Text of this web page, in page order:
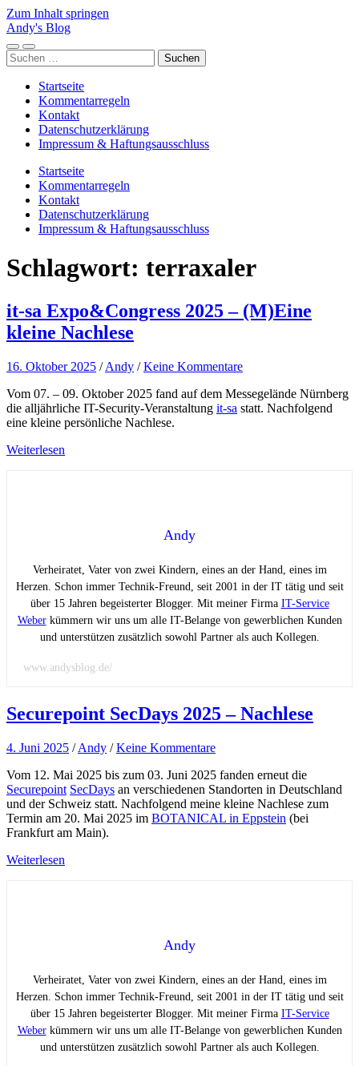
Zum Inhalt springen
Andy's Blog
Mobile-
Menü
Suchfeld
ein-/ausblenden
Suchen
nach:
Startseite
Kommentarregeln
Kontakt
Datenschutzerklärung
Impressum & Haftungsausschluss
Startseite
Kommentarregeln
Kontakt
Datenschutzerklärung
Impressum & Haftungsausschluss
Schlagwort: terraxaler
it-sa Expo&Congress 2025 – (M)Eine
kleine Nachlese
16. Oktober 2025 /Andy /Keine Kommentare
Vom 07. – 09. Oktober 2025 fand auf dem Messegelände Nürnberg
die alljährliche IT-Security-Veranstaltung it-sa statt. Nachfolgend
eine kleine persönliche Nachlese.
Weiterlesen
Andy
Verheiratet, Vater von zwei Kindern, eines an der Hand, eines im
Herzen. Schon immer Technik-Freund, seit 2001 in der IT tätig und seit
über 15 Jahren begeisterter Blogger. Mit meiner Firma IT-Service
Weberkümmern wir uns um alle IT-Belange von gewerblichen Kunden
und unterstützen zusätzlich sowohl Partner als auch Kollegen.
www.andysblog.de/
Securepoint SecDays 2025 – Nachlese
4. Juni 2025 /Andy /Keine Kommentare
Vom 12. Mai 2025 bis zum 03. Juni 2025 fanden erneut die
Securepoint SecDays an verschiedenen Standorten in Deutschland
und der Schweiz statt. Nachfolgend meine kleine Nachlese zum
Termin am 20. Mai 2025 im BOTANICAL in Eppstein (bei
Frankfurt am Main).
Weiterlesen
Andy
Verheiratet, Vater von zwei Kindern, eines an der Hand, eines im
Herzen. Schon immer Technik-Freund, seit 2001 in der IT tätig und seit
über 15 Jahren begeisterter Blogger. Mit meiner Firma IT-Service
Weberkümmern wir uns um alle IT-Belange von gewerblichen Kunden
und unterstützen zusätzlich sowohl Partner als auch Kollegen.